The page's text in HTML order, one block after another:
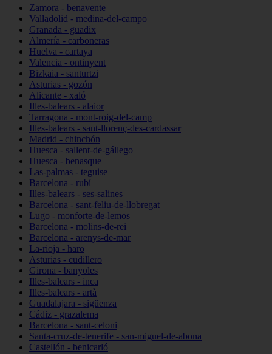
Zamora - benavente
Valladolid - medina-del-campo
Granada - guadix
Almería - carboneras
Huelva - cartaya
Valencia - ontinyent
Bizkaia - santurtzi
Asturias - gozón
Alicante - xaló
Illes-balears - alaior
Tarragona - mont-roig-del-camp
Illes-balears - sant-llorenç-des-cardassar
Madrid - chinchón
Huesca - sallent-de-gállego
Huesca - benasque
Las-palmas - teguise
Barcelona - rubí
Illes-balears - ses-salines
Barcelona - sant-feliu-de-llobregat
Lugo - monforte-de-lemos
Barcelona - molins-de-rei
Barcelona - arenys-de-mar
La-rioja - haro
Asturias - cudillero
Girona - banyoles
Illes-balears - inca
Illes-balears - artà
Guadalajara - sigüenza
Cádiz - grazalema
Barcelona - sant-celoni
Santa-cruz-de-tenerife - san-miguel-de-abona
Castellón - benicarló